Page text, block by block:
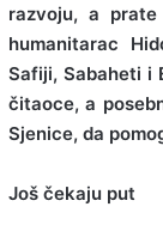
razvoju, a
humanitarac
Safiji, Sabaheti i
čitaoce, a
Sjenice, da
Još čekaju put